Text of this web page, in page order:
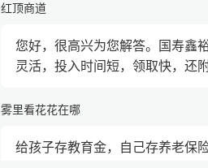
红顶商道
您好，很高兴为您解答。国寿鑫
灵活，投入时间短，领取快，还
雾里看花花在哪
给孩子存教育金，自己存养老保